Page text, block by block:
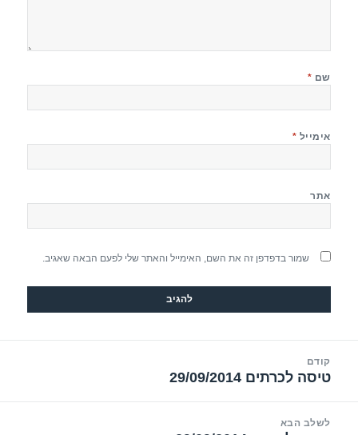
שם *
אימייל *
אתר
שמור בדפדפן זה את השם, האימייל והאתר שלי לפעם הבאה שאגיב.
קודם
הפוסט
טיסה לכרתים 29/09/2014
לשלב הבא